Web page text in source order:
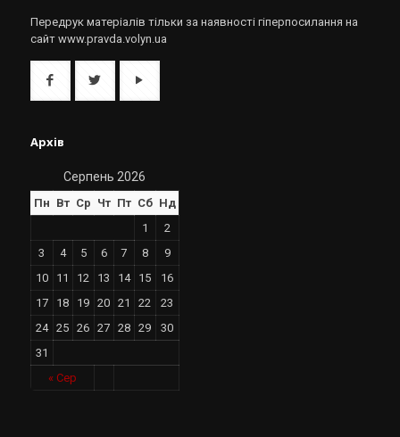
Передрук матеріалів тільки за наявності гіперпосилання на
сайт www.pravda.volyn.ua
Архів
Серпень 2026
Пн Вт Ср Чт Пт Сб Нд
« Сер
1
2
3
4 5 6 7 8
9
10
11 12 13 14 15
16
17
18 19 20 21 22
23
24
25 26 27 28 29
30
31